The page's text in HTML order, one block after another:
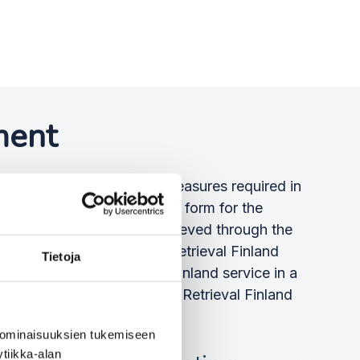
Tietoja
tukemiseen
alan
technical development measures required in
filled in the connection form for the
the information to be retrieved through the
a link to the Data Retrieval Finland
the Data Retrieval Finland service in a
deployment of the Data Retrieval Finland